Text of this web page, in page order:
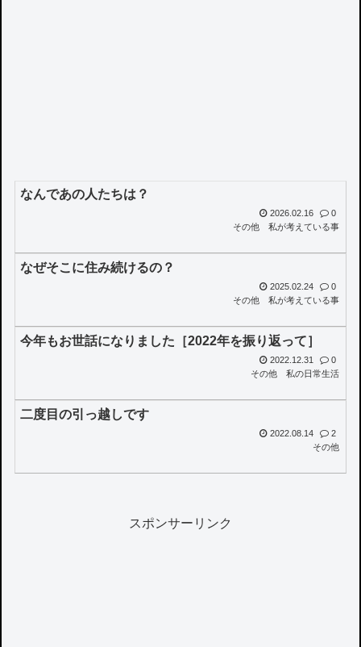
なんであの人たちは？
2026.02.16
0
その他
私が考えている事
なぜそこに住み続けるの？
2025.02.24
0
その他
私が考えている事
今年もお世話になりました［2022年を振り返って］
2022.12.31
0
その他
私の日常生活
二度目の引っ越しです
2022.08.14
2
その他
スポンサーリンク